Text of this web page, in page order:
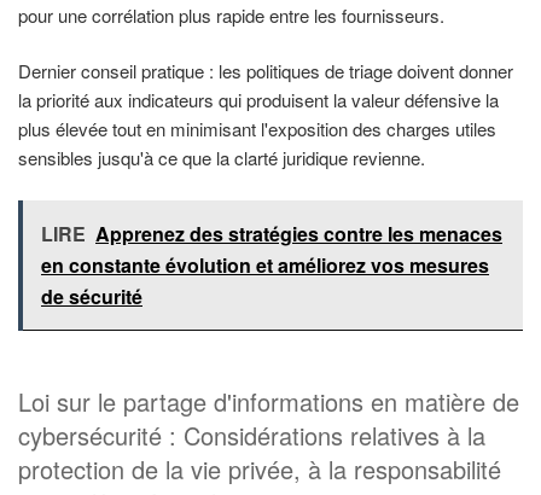
pour une corrélation plus rapide entre les fournisseurs.
Dernier conseil pratique : les politiques de triage doivent donner
la priorité aux indicateurs qui produisent la valeur défensive la
plus élevée tout en minimisant l'exposition des charges utiles
sensibles jusqu'à ce que la clarté juridique revienne.
LIRE Apprenez des stratégies contre les menaces
en constante évolution et améliorez vos mesures
de sécurité
Loi sur le partage d'informations en matière de
cybersécurité : Considérations relatives à la
protection de la vie privée, à la responsabilité